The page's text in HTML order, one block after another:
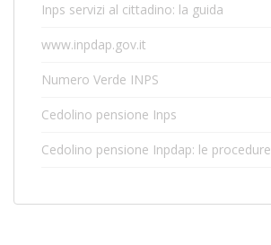
Inps servizi al cittadino: la guida
www.inpdap.gov.it
Numero Verde INPS
Cedolino pensione Inps
Cedolino pensione Inpdap: le procedure